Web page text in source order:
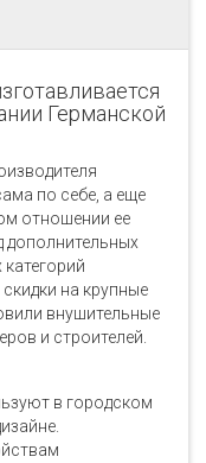
Германской
по себе, а еще
отношении ее
дополнительных
на крупные
внушительные
и строителей.
в городском